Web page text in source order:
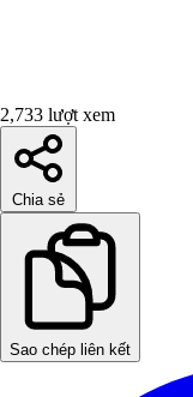
2,733 lượt xem
Chia sẻ
Sao chép liên kết